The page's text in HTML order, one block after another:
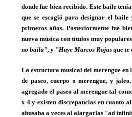
donde fue bien recibido. Este baile
que se escogió para designar el
primeros años. Posteriormente fue
nueva música con títulos muy
no baila", y "Huye Marcos Rojas que
La estructura musical del merengue en
de paseo, cuerpo o merengue, y
agregado el paseo al merengue tal
x 4 y existen discrepancias en cuanto
abusaba a veces al alargarlas "ad